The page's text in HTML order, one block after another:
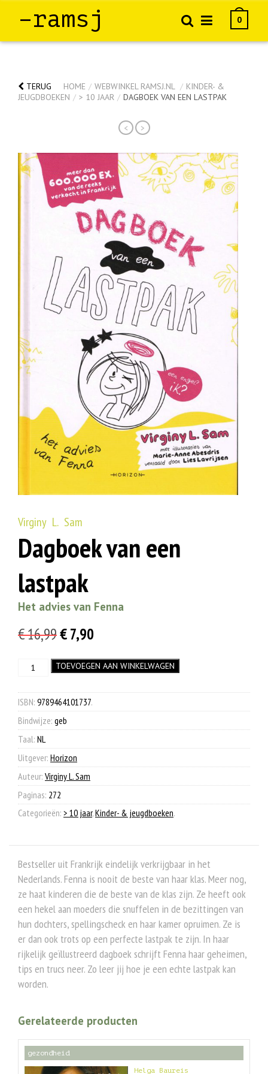
–ramsj 0
TERUG HOME / WEBWINKEL RAMSJ.NL / KINDER- &
JEUGDBOEKEN / > 10 JAAR / DAGBOEK VAN EEN LASTPAK
< >
Virginy L. Sam
Dagboek van een
lastpak
Het advies van Fenna
€16,99Oorspronkelijke
was:
€ 16,99.
€7,90
is:
€ 7,90.
Dagboek
lastpak
aantal
TOEVOEGEN AAN WINKELWAGEN
ISBN: 9789464101737.
Bindwijze: geb
Taal: NL
Uitgever: Horizon
Auteur: Virginy L. Sam
Paginas: 272
Categorieën: > 10 jaar,Kinder- & jeugdboeken.
Bestseller uit Frankrijk eindelijk verkrijgbaar in het
Nederlands. Fenna is nooit de beste van haar klas. Meer nog,
ze haat kinderen die de beste van de klas zijn. Ze heeft ook
een hekel aan moeders die snuffelen in de bezittingen van
hun dochters, spellingscheck en haar kamer opruimen. Ze is
er dan ook trots op een perfecte lastpak te zijn. In haar
rijkelijk geïllustreerd dagboek schrijft Fenna haar geheimen,
tips en trucs neer. Zo leer jij hoe je een echte lastpak kan
worden.
Gerelateerde producten
gezondheid
Helga Baureis